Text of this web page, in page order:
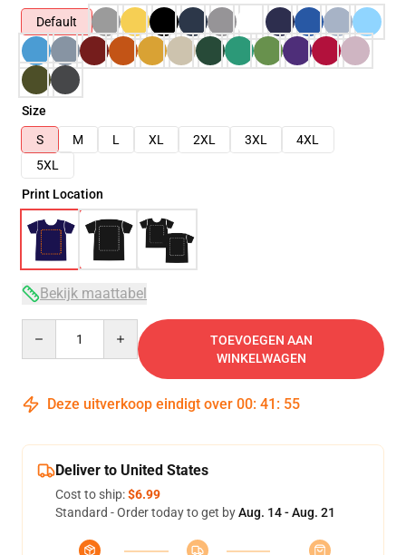
Default
Size
S
M L XL 2XL 3XL
4XL
5XL
Print Location
Bekijk maattabel
TOEVOEGEN AAN
WINKELWAGEN
Deze uitverkoop eindigt over 00: 41 : 54
Deliver to United States
Cost to ship:$6.99
Standard - Order today to get byAug. 14 - Aug. 21